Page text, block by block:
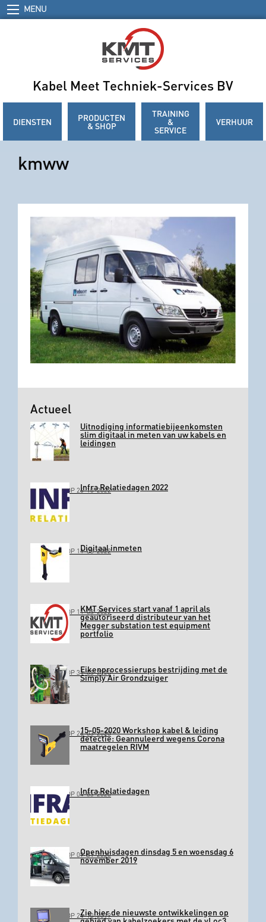
MENU
Kabel Meet Techniek-Services BV
DIENSTEN PRODUCTEN
& SHOP
TRAINING
&
SERVICE
VERHUUR
kmww
Actueel
Uitnodiging informatiebijeenkomsten
slim digitaal in meten van uw kabels en
leidingen
GEPLAATST OP 26-10-2022Infra Relatiedagen 2022
GEPLAATST OP 11-03-2022Digitaal inmeten
GEPLAATST OP 11-03-2022KMT Services start vanaf 1 april als
geautoriseerd distributeur van het
Megger substation test equipment
portfolio
GEPLAATST OP 31-03-2020Eikenprocessierups bestrijding met de
Simply Air Grondzuiger
GEPLAATST OP 26-03-202015-05-2020 Workshop kabel & leiding
detectie: Geannuleerd wegens Corona
maatregelen RIVM
GEPLAATST OP 04-03-2020Infra Relatiedagen
GEPLAATST OP 09-01-2020Openhuisdagen dinsdag 5 en woensdag 6
november 2019
GEPLAATST OP 24-10-2019Zie hier de nieuwste ontwikkelingen op